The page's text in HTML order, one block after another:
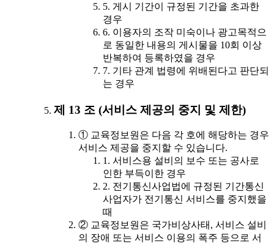
5. 게시 기간이 규정된 기간을 초과한
경우
6. 이용자의 조작 미숙이나 광고목적으
로 동일한 내용의 게시물을 10회 이상
반복하여 등록하였을 경우
7. 기타 관계 법령에 위배된다고 판단되
는 경우
제 13 조 (서비스 제공의 중지 및 제한)
① 교육정보원은 다음 각 호에 해당하는 경우
서비스 제공을 중지할 수 있습니다.
1. 서비스용 설비의 보수 또는 공사로
인한 부득이한 경우
2. 전기통신사업법에 규정된 기간통신
사업자가 전기통신 서비스를 중지했을
때
② 교육정보원은 국가비상사태, 서비스 설비
의 장애 또는 서비스 이용의 폭주 등으로 서